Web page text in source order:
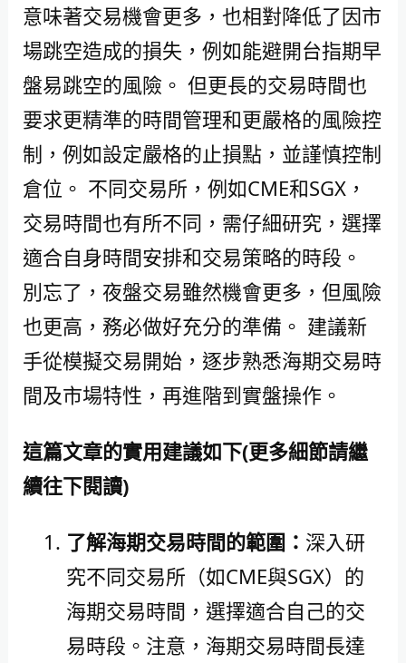
意味著交易機會更多，也相對降低了因市
場跳空造成的損失，例如能避開台指期早
盤易跳空的風險。 但更長的交易時間也
要求更精準的時間管理和更嚴格的風險控
制，例如設定嚴格的止損點，並謹慎控制
倉位。 不同交易所，例如CME和SGX，
交易時間也有所不同，需仔細研究，選擇
適合自身時間安排和交易策略的時段。
別忘了，夜盤交易雖然機會更多，但風險
也更高，務必做好充分的準備。 建議新
手從模擬交易開始，逐步熟悉海期交易時
間及市場特性，再進階到實盤操作。
這篇文章的實用建議如下(更多細節請繼
續往下閱讀)
了解海期交易時間的範圍： 深入研
究不同交易所（如CME與SGX）的
海期交易時間，選擇適合自己的交
易時段。注意，海期交易時間長達